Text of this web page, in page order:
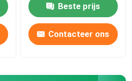
Beste prijs
Contacteer ons